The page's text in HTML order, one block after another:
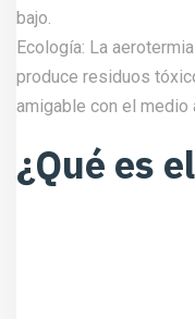
bajo.
Ecología: La
produce residuos
amigable con el medio
¿Qué es